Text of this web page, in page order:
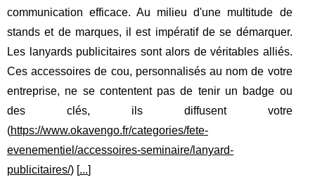
communication efficace. Au milieu d'une multitude de
stands et de marques, il est impératif de se démarquer.
Les lanyards publicitaires sont alors de véritables alliés.
Ces accessoires de cou, personnalisés au nom de votre
entreprise, ne se contentent pas de tenir un badge ou
des clés, ils diffusent votre
(https://www.okavengo.fr/categories/fete-
evenementiel/accessoires-seminaire/lanyard-
publicitaires/) [ ...